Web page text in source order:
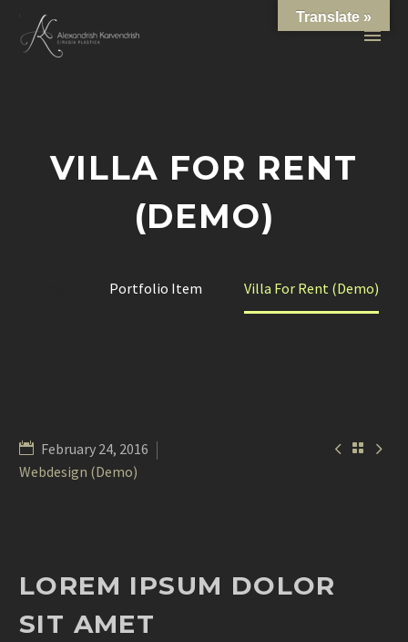
VILLA FOR RENT
(DEMO)
Portfolio Item Villa For Rent (Demo)
  
February 24, 2016
Webdesign (Demo)
LOREM IPSUM DOLOR
SIT AMET
Translate »